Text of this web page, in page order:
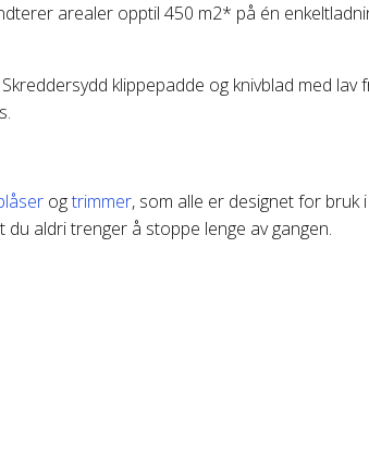
arealer opptil 450 m2* på én
klippepadde og knivblad med
ogtrimmer, som alle er designet for
aldri trenger å stoppe lenge av gangen.